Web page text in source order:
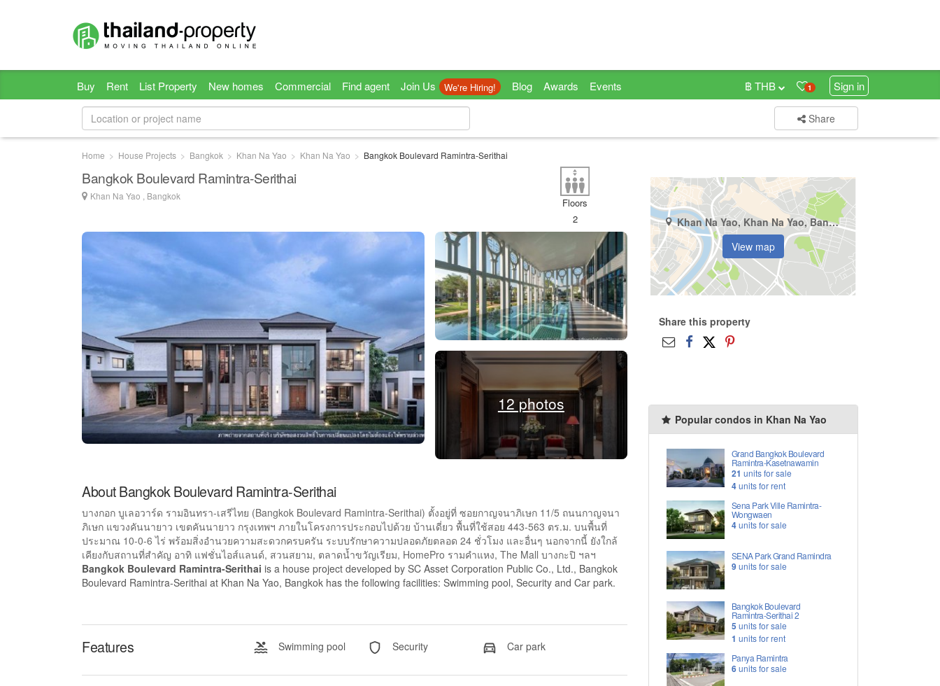
Buy Rent List Property New homes Commercial Find agent Join Us We're Hiring! Blog Awards Events 1 Sign in
฿ THB
Share
Home House Projects Bangkok Khan Na Yao Khan Na Yao Bangkok Boulevard Ramintra-Serithai
Bangkok Boulevard Ramintra-Serithai
Khan Na Yao , Bangkok
Floors
2
12 photos
About Bangkok Boulevard Ramintra-Serithai
บางกอก บูเลอวาร์ด รามอินทรา-เสรีไทย (Bangkok Boulevard Ramintra-Serithai) ตั้งอยู่ที่ ซอยกาญจนาภิเษก 11/5 ถนนกาญจนา
ภิเษก แขวงคันนายาว เขตคันนายาว กรุงเทพฯ ภายในโครงการประกอบไปด้วย บ้านเดี่ยว พื้นที่ใช้สอย 443-563 ตร.ม. บนพื้นที่
ประมาณ 10-0-6 ไร่ พร้อมสิ่งอำนวยความสะดวกครบครัน ระบบรักษาความปลอดภัยตลอด 24 ชั่วโมง และอื่นๆ นอกจากนี้ ยังใกล้
เคียงกับสถานที่สำคัญ อาทิ แฟชั่นไอส์แลนด์, สวนสยาม, ตลาดน้ำขวัญเรียม, HomePro รามคำแหง, The Mall บางกะปิ ฯลฯ
Bangkok Boulevard Ramintra-Serithai is a house project developed by SC Asset Corporation Public Co., Ltd., Bangkok
Boulevard Ramintra-Serithai at Khan Na Yao, Bangkok has the following facilities: Swimming pool, Security and Car park.
Features Swimming pool Security Car park
Khan Na Yao, Khan Na Yao, Bangkok
View map
Share this property
Popular condos in Khan Na Yao
Grand Bangkok Boulevard
Ramintra-Kasetnawamin
21 units for sale
4units for rent
Sena Park Ville Ramintra-
Wongwaen
4units for sale
SENA Park Grand Ramindra
9units for sale
Bangkok Boulevard
Ramintra-Serithai 2
5 units for sale
1 units for rent
Panya Ramintra
6units for sale